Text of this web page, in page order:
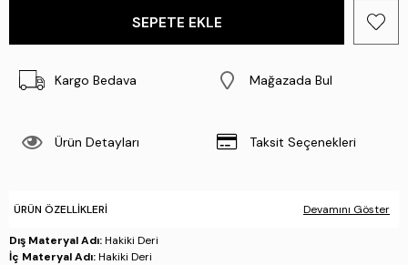
Kargo Bedava Mağazada Bul
Ürün Detayları Taksit Seçenekleri
ÜRÜN ÖZELLIKLERI Devamını Göster
Dış Materyal Adı:Hakiki Deri
İç Materyal Adı:Hakiki Deri